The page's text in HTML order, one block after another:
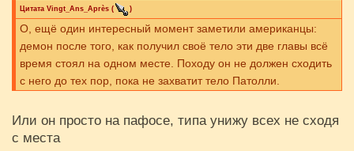
Цитата Vingt_Ans_Après ( )
О, ещё один интересный момент заметили американцы:
демон после того, как получил своё тело эти две главы всё
время стоял на одном месте. Походу он не должен сходить
с него до тех пор, пока не захватит тело Патолли.
Или он просто на пафосе, типа унижу всех не сходя
с места